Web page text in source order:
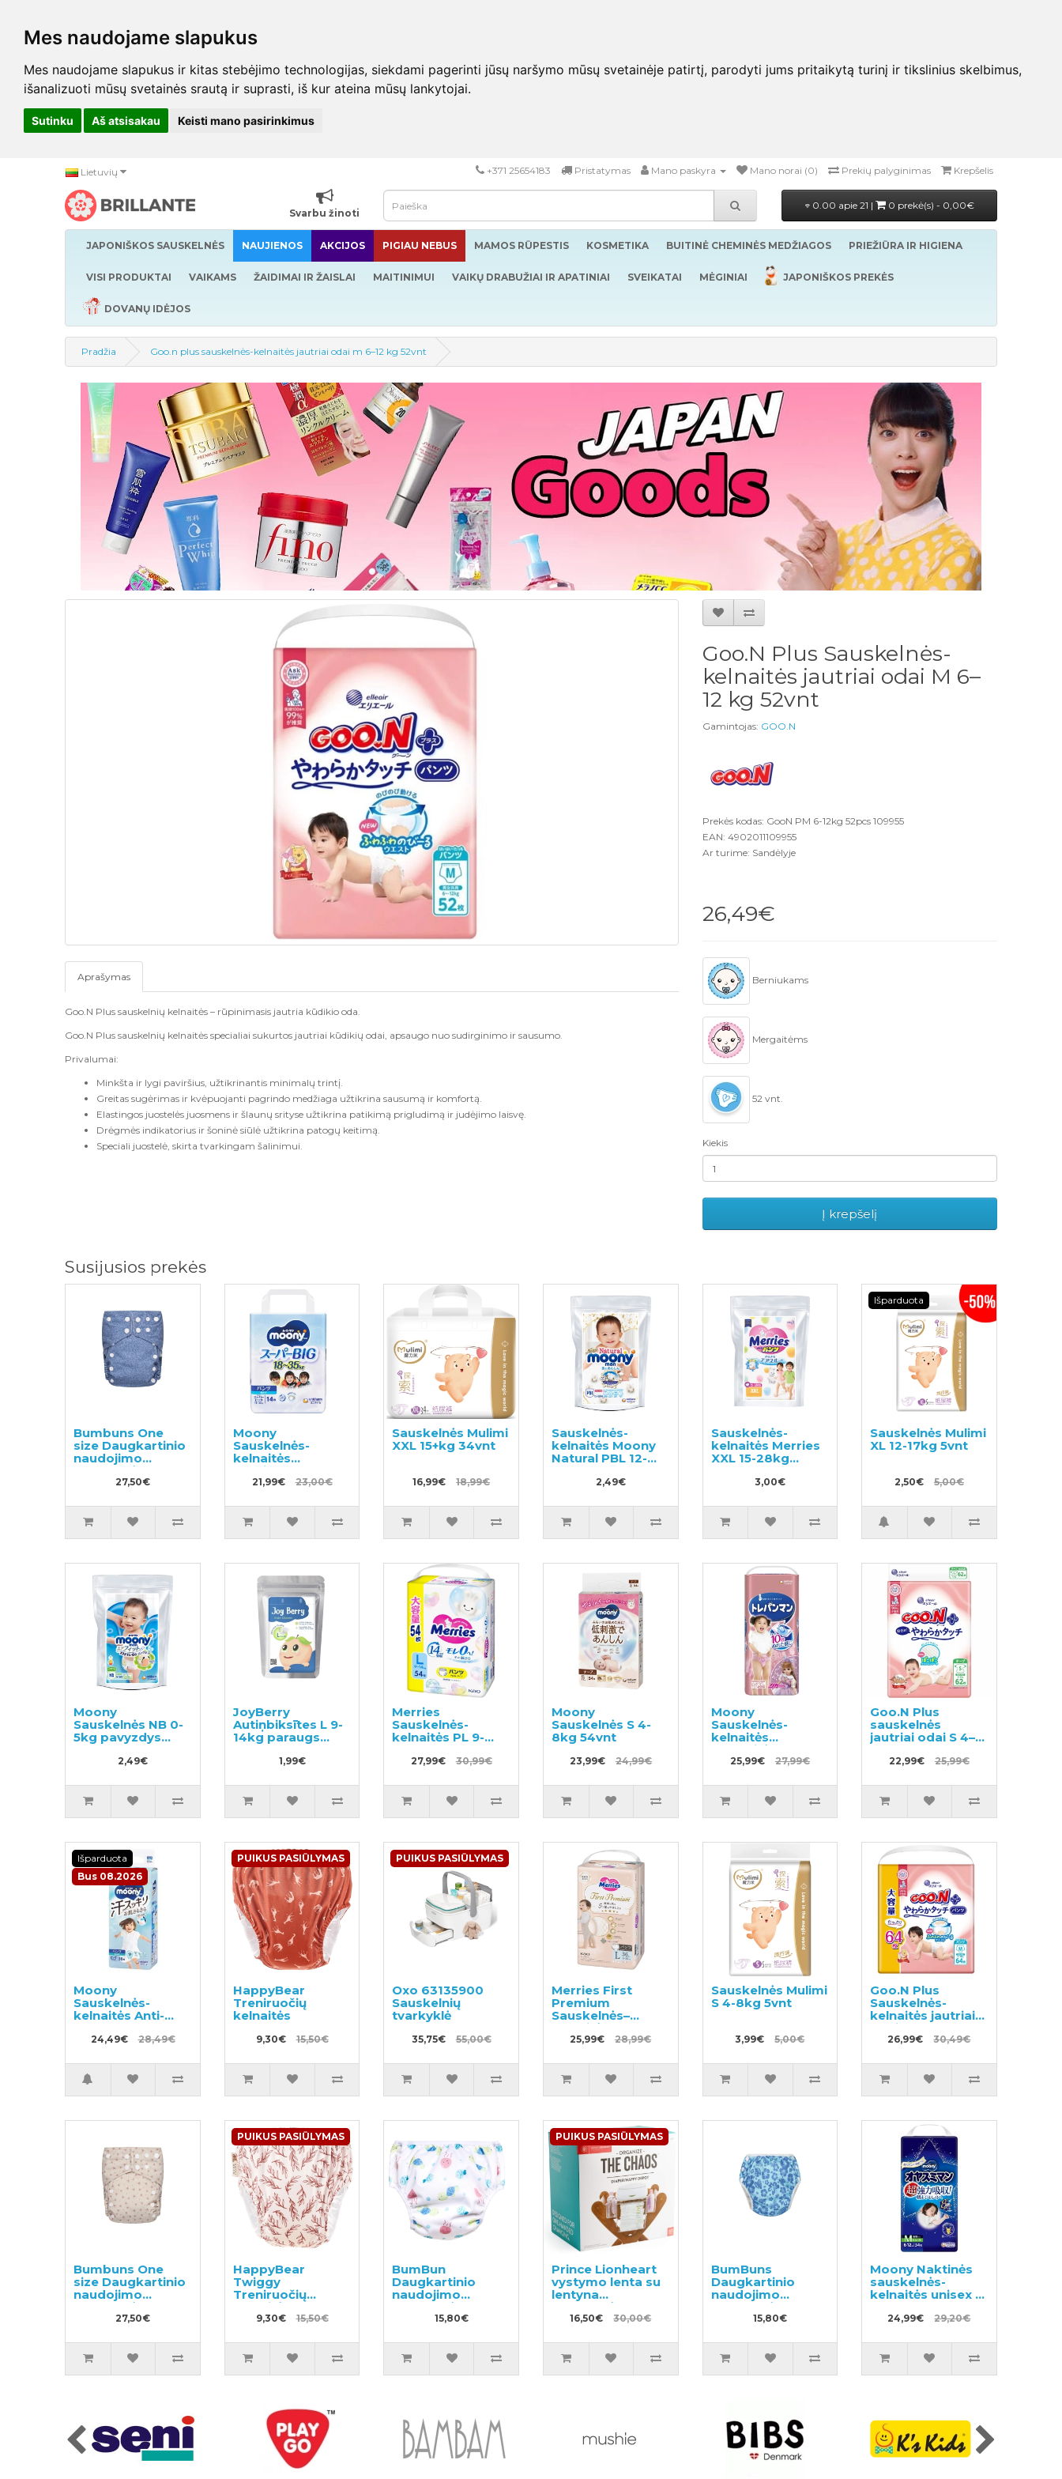
Mes naudojame slapukus
Mes naudojame slapukus ir kitas stebėjimo technologijas, siekdami pagerinti jūsų naršymo mūsų svetainėje patirtį, parodyti jums pritaikytą turinį ir tikslinius skelbimus,
išanalizuoti mūsų svetainės srautą ir suprasti, iš kur ateina mūsų lankytojai.
Sutinku Aš atsisakau Keisti mano pasirinkimus
Lietuvių +371 25654183 Pristatymas Mano paskyra Mano norai (0) Prekių palyginimas Krepšelis
Svarbu žinoti
0.00 apie 21 | 0 prekė(s) - 0,00€
JAPONIŠKOS SAUSKELNĖS NAUJIENOS AKCIJOS PIGIAU NEBUS MAMOS RŪPESTIS KOSMETIKA BUITINĖ CHEMINĖS MEDŽIAGOS PRIEŽIŪRA IR HIGIENA
VISI PRODUKTAI VAIKAMS ŽAIDIMAI IR ŽAISLAI MAITINIMUI VAIKŲ DRABUŽIAI IR APATINIAI SVEIKATAI MĖGINIAI JAPONIŠKOS PREKĖS
DOVANŲ IDĖJOS
Pradžia Goo.n plus sauskelnės-kelnaitės jautriai odai m 6–12 kg 52vnt
Aprašymas
Goo.N Plus sauskelnių kelnaitės – rūpinimasis jautria kūdikio oda.
Goo.N Plus sauskelnių kelnaitės specialiai sukurtos jautriai kūdikių odai, apsaugo nuo sudirginimo ir sausumo.
Privalumai:
Minkšta ir lygi paviršius, užtikrinantis minimalų trintį.
Greitas sugėrimas ir kvėpuojanti pagrindo medžiaga užtikrina sausumą ir komfortą.
Elastingos juostelės juosmens ir šlaunų srityse užtikrina patikimą prigludimą ir judėjimo laisvę.
Drėgmės indikatorius ir šoninė siūlė užtikrina patogų keitimą.
Speciali juostelė, skirta tvarkingam šalinimui.
Goo.N Plus Sauskelnės-
kelnaitės jautriai odai M 6–
12 kg 52vnt
Gamintojas: GOO.N
Prekės kodas: GooN PM 6-12kg 52pcs 109955
EAN: 4902011109955
Ar turime: Sandėlyje
26,49€
Berniukams
Mergaitėms
52 vnt.
Kiekis
Į krepšelį
Susijusios prekės
Bumbuns One
size Daugkartinio
naudojimo
sauskelnės
27,50€
Moony
Sauskelnės-
kelnaitės
berniukams BIG
Boy 18-35kg 14vnt
21,99€ 23,00€
Sauskelnės Mulimi
XXL 15+kg 34vnt
16,99€ 18,99€
Sauskelnės-
kelnaitės Moony
Natural PBL 12-
2,49€
Sauskelnės-
kelnaitės Merries
XXL 15-28kg
3,00€
Išparduota
Sauskelnės Mulimi
XL 12-17kg 5vnt
2,50€ 5,00€
Moony
Sauskelnės NB 0-
5kg pavyzdys
2,49€
JoyBerry
Autiņbiksītes L 9-
14kg paraugs
1,99€
Merries
Sauskelnės-
kelnaitės PL 9-
27,99€ 30,99€
Moony
Sauskelnės S 4-
8kg 54vnt
23,99€ 24,99€
Moony
Sauskelnės-
kelnaitės
mergaitėms,
skirtos pratinti
12-22kg 30vnt
25,99€ 27,99€
Goo.N Plus
sauskelnės
jautriai odai S 4–8
22,99€ 25,99€
Išparduota
Bus 08.2026
Moony
Sauskelnės-
kelnaitės Anti-
22kg 36vnt
24,49€ 28,49€
PUIKUS PASIŪLYMAS
HappyBear
Treniruočių
kelnaitės
9,30€ 15,50€
PUIKUS PASIŪLYMAS
Oxo 63135900
Sauskelnių
tvarkyklė
35,75€ 55,00€
Merries First
Premium
Sauskelnės–
kelnaitės PL 9-
14kg 36vnt
25,99€ 28,99€
Sauskelnės Mulimi
S 4-8kg 5vnt
3,99€ 5,00€
Goo.N Plus
Sauskelnės-
kelnaitės jautriai
odai M 6–12 kg
64vnt
26,99€ 30,49€
Bumbuns One
size Daugkartinio
naudojimo
sauskelnės
27,50€
PUIKUS PASIŪLYMAS
HappyBear
Twiggy
Treniruočių
kelnaitės
9,30€ 15,50€
BumBun
Daugkartinio
naudojimo
sauskelnės
plaukimui ir
M 11-15kg
15,80€
PUIKUS PASIŪLYMAS
Prince Lionheart
vystymo lenta su
lentyna
sauskelnėms
16,50€ 30,00€
BumBuns
Daugkartinio
naudojimo
sauskelnės
plaukimui ir
L 14-20kg
15,80€
Moony Naktinės
sauskelnės-
kelnaitės unisex M
24,99€ 29,20€